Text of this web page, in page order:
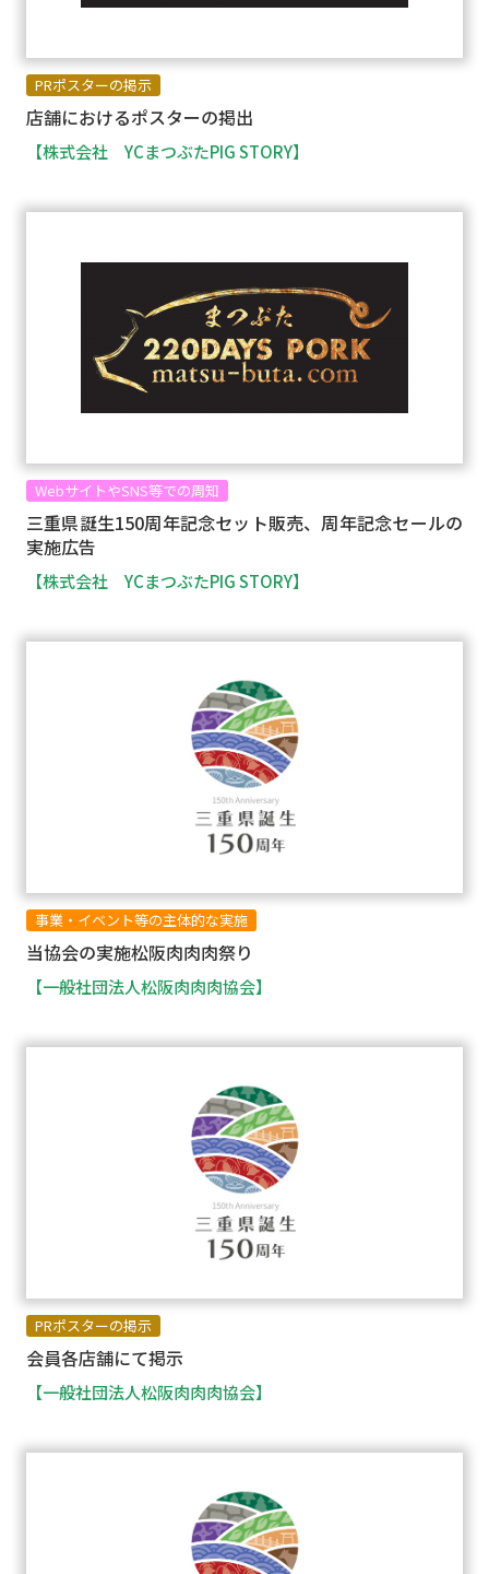
PRポスターの掲示
店舗におけるポスターの掲出
【株式会社 YCまつぶたPIG STORY】
WebサイトやSNS等での周知
三重県誕生150周年記念セット販売、周年記念セールの
実施広告
【株式会社 YCまつぶたPIG STORY】
事業・イベント等の主体的な実施
当協会の実施松阪肉肉肉祭り
【一般社団法人松阪肉肉肉協会】
PRポスターの掲示
会員各店舗にて掲示
【一般社団法人松阪肉肉肉協会】